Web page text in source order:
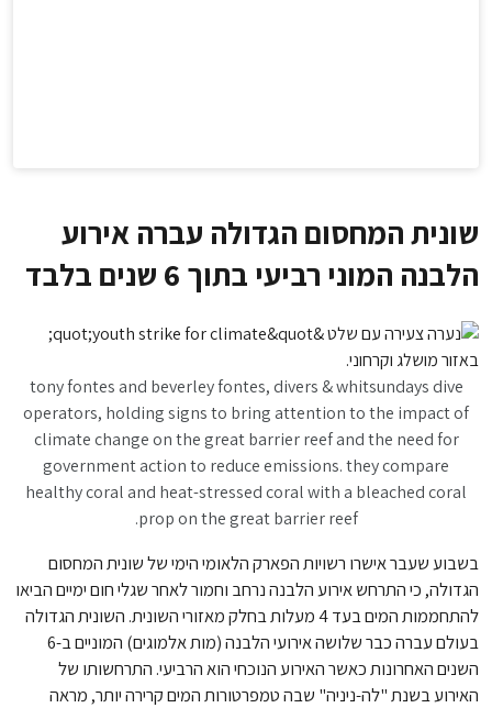
שונית המחסום הגדולה עברה אירוע
הלבנה המוני רביעי בתוך 6 שנים בלבד
tony fontes and beverley fontes, divers & whitsundays dive
operators, holding signs to bring attention to the impact of
climate change on the great barrier reef and the need for
government action to reduce emissions. they compare
healthy coral and heat-stressed coral with a bleached coral
prop on the great barrier reef.
בשבוע שעבר אישרו רשויות הפארק הלאומי הימי של שונית המחסום
הגדולה, כי התרחש אירוע הלבנה נרחב וחמור לאחר שגלי חום ימיים הביאו
להתחממות המים בעד 4 מעלות בחלק מאזורי השונית. השונית הגדולה
בעולם עברה כבר שלושה אירועי הלבנה (מות אלמוגים) המוניים ב-6
השנים האחרונות כאשר האירוע הנוכחי הוא הרביעי. התרחשותו של
האירוע בשנת "לה-ניניה" שבה טמפרטורות המים קרירה יותר, מראה